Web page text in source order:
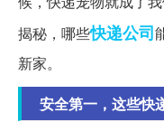
揭秘，哪些快递公司
新家。
安全第一，这些快